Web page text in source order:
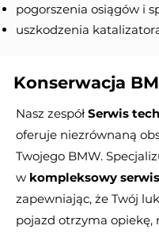
pogorszenia osiągów i
uszkodzenia
Konserwacja
Nasz zespół Serwis
oferuje niezrównaną
Twojego BMW.
w kompleksowy
zapewniając, że Twój
pojazd otrzyma opiekę,